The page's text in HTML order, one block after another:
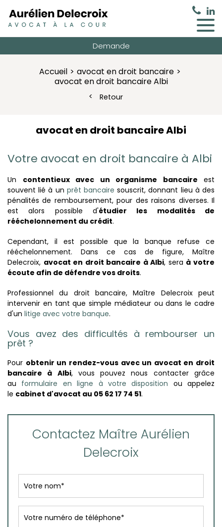
Demande
Accueil
avocat en droit bancaire
avocat en droit bancaire Albi
Retour
avocat en droit bancaire Albi
Votre avocat en droit bancaire à Albi
Un contentieux avec un organisme bancaire est
souvent lié à un prêt bancaire souscrit, donnant lieu à des
pénalités de remboursement, pour des raisons diverses. Il
est alors possible d'étudier les modalités de
rééchelonnement du crédit.
Cependant, il est possible que la banque refuse ce
rééchelonnement. Dans ce cas de figure, Maître
Delecroix, avocat en droit bancaire à Albi, sera à votre
écoute afin de défendre vos droits.
Professionnel du droit bancaire, Maître Delecroix peut
intervenir en tant que simple médiateur ou dans le cadre
d'un litige avec votre banque.
Vous avez des difficultés à rembourser un
prêt ?
Pour obtenir un rendez-vous avec un avocat en droit
bancaire à Albi, vous pouvez nous contacter grâce
au formulaire en ligne à votre disposition ou appelez
le cabinet d'avocat au 05 62 17 74 51.
Contactez Maître Aurélien
Delecroix